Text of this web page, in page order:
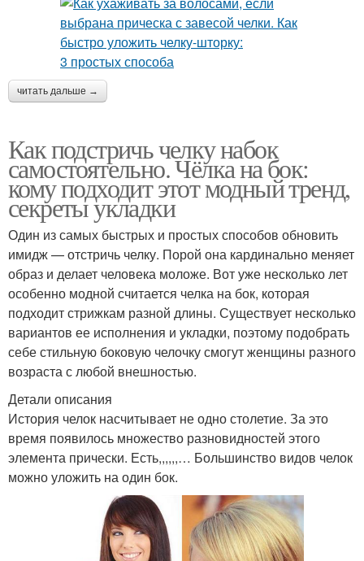
читать дальше →
Как подстричь челку набок
самостоятельно. Чёлка на бок:
кому подходит этот модный тренд,
секреты укладки
Один из самых быстрых и простых способов обновить
имидж — отстричь челку. Порой она кардинально меняет
образ и делает человека моложе. Вот уже несколько лет
особенно модной считается челка на бок, которая
подходит стрижкам разной длины. Существует несколько
вариантов ее исполнения и укладки, поэтому подобрать
себе стильную боковую челочку смогут женщины разного
возраста с любой внешностью.
Детали описания
История челок насчитывает не одно столетие. За это
время появилось множество разновидностей этого
элемента прически. Есть,,,,,,… Большинство видов челок
можно уложить на один бок.